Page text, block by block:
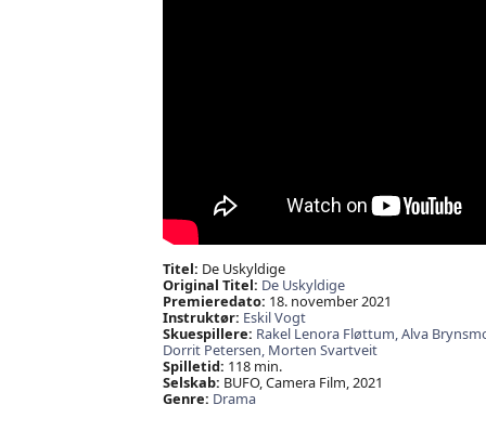
Titel: De Uskyldige
Original Titel: De Uskyldige
Premieredato: 18. november 2021
Instruktør: Eskil Vogt
Skuespillere: Rakel Lenora Fløttum,Alva
Dorrit Petersen, Morten Svartveit
Spilletid: 118 min.
Selskab: BUFO, Camera Film, 2021
Genre: Drama